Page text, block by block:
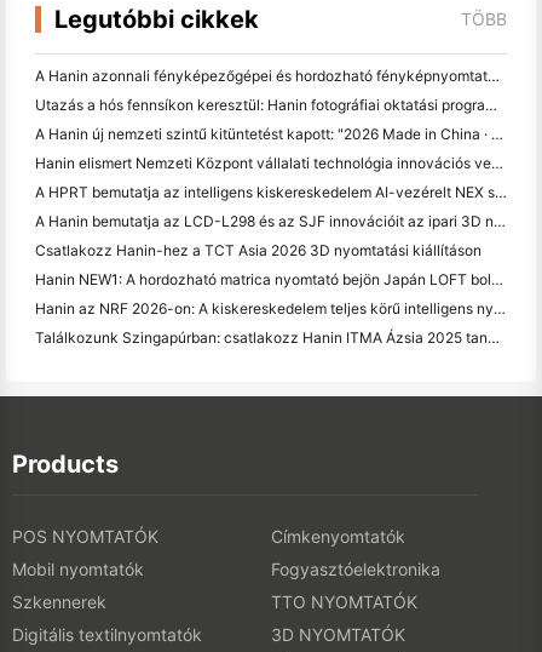
Legutóbbi cikkek TÖBB
A Hanin azonnali fényképezőgépei és hordozható fényképnyomtatók erős érdeklődést vonznak az IEAE Shenzhen 2026-on
Utazás a hós fennsíkon keresztül: Hanin fotográfiai oktatási programokat hozott a gyerekeknek Qamdóban
A Hanin új nemzeti szintű kitüntetést kapott: "2026 Made in China · Megbízható márka a fogyasztók által"
Hanin elismert Nemzeti Központ vállalati technológia innovációs vezetés
A HPRT bemutatja az intelligens kiskereskedelem AI-vezérelt NEX sorozatát a CHINASHOP 2026-on
A Hanin bemutatja az LCD-L298 és az SJF innovációit az ipari 3D nyomtatáshoz a TCT Asia 2026-on
Csatlakozz Hanin-hez a TCT Asia 2026 3D nyomtatási kiállításon
Hanin NEW1: A hordozható matrica nyomtató bejön Japán LOFT boltjaiba
Hanin az NRF 2026-on: A kiskereskedelem teljes körű intelligens nyomtatási megoldásaival
Találkozunk Szingapúrban: csatlakozz Hanin ITMA Ázsia 2025 tanúja a legújabb digitális nyomtatási technológia
Products
POS NYOMTATÓK
Címkenyomtatók
Mobil nyomtatók
Fogyasztóelektronika
Szkennerek
TTO NYOMTATÓK
Digitális textilnyomtatók
3D NYOMTATÓK